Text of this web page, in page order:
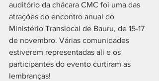
auditório da chácara CMC foi uma das
atrações do encontro anual do
Ministério Translocal de Bauru, de 15-17
de novembro. Várias comunidades
estiverem representadas ali e os
participantes do evento curtiram as
lembranças!